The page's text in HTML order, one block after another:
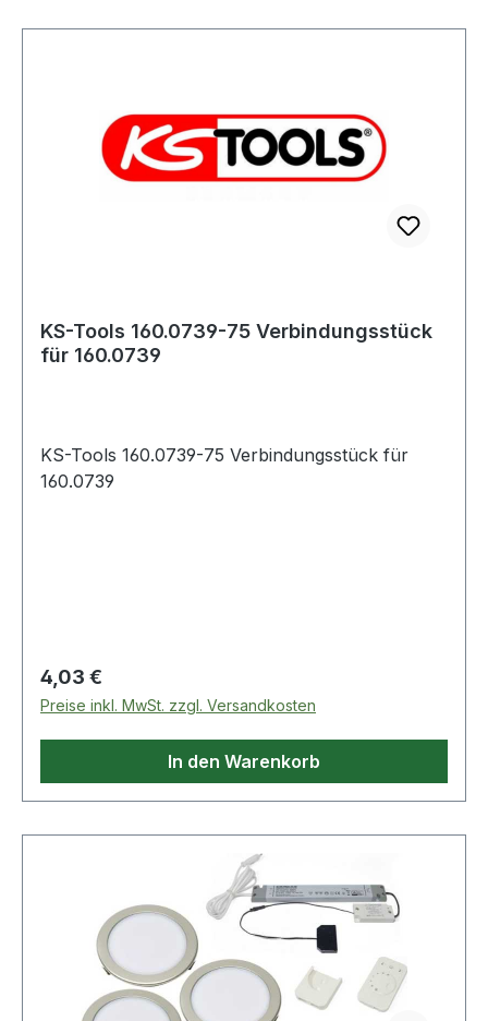
KS-Tools 160.0739-75 Verbindungsstück
für 160.0739
KS-Tools 160.0739-75 Verbindungsstück für
160.0739
Regulärer Preis:
4,03 €
Preise inkl. MwSt. zzgl. Versandkosten
In den Warenkorb